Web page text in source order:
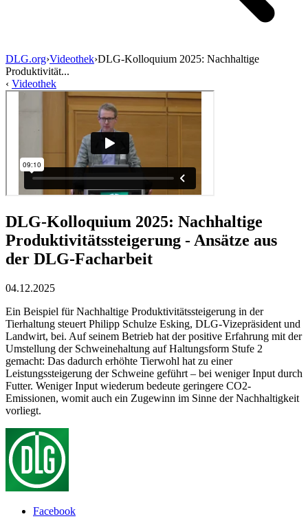
DLG.org›Videothek›DLG-Kolloquium 2025: Nachhaltige
Produktivität...
‹ Videothek
DLG-Kolloquium 2025: Nachhaltige
Produktivitätssteigerung - Ansätze aus
der DLG-Facharbeit
04.12.2025
Ein Beispiel für Nachhaltige Produktivitätssteigerung in der
Tierhaltung steuert Philipp Schulze Esking, DLG-Vizepräsident und
Landwirt, bei. Auf seinem Betrieb hat der positive Erfahrung mit der
Umstellung der Schweinehaltung auf Haltungsform Stufe 2
gemacht: Das dadurch erhöhte Tierwohl hat zu einer
Leistungssteigerung der Schweine geführt – bei weniger Input durch
Futter. Weniger Input wiederum bedeute geringere CO2-
Emissionen, womit auch ein Zugewinn im Sinne der Nachhaltigkeit
vorliegt.
Facebook